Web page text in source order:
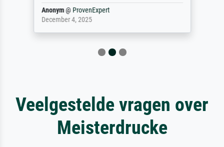
Anonym@ ProvenExpert
December 4, 2025
Veelgestelde vragen over
Meisterdrucke